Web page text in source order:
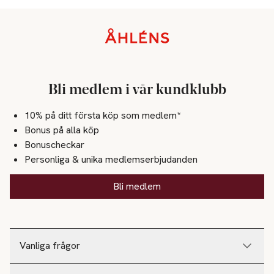
Vanliga frågor
Bli medlem i vår kundklubb
10% på ditt första köp som medlem*
Bonus på alla köp
Bonuscheckar
Personliga & unika medlemserbjudanden
Bli medlem